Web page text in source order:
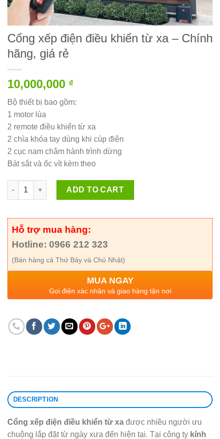
Cổng xếp điện điều khiển từ xa – Chính
hãng, giá rẻ
10,000,000 ₫
Bộ thiết bị bao gồm:
1 motor lùa
2 remote điều khiển từ xa
2 chìa khóa tay dùng khi cúp điện
2 cục nam châm hành trình dừng
Bát sắt và ốc vít kèm theo
Quantity
ADD TO CART
Hỗ trợ mua hàng:
Hotline: 0966 212 323
(Bán hàng cả Thứ Bảy và Chủ Nhật)
MUA NGAY
Gọi điện xác nhận và giao hàng tận nơi
DESCRIPTION
Cổng xếp điện điều khiển từ xa được nhiều người ưu
chuộng lắp đặt từ ngày xưa đến hiện tại. Tại công ty kính